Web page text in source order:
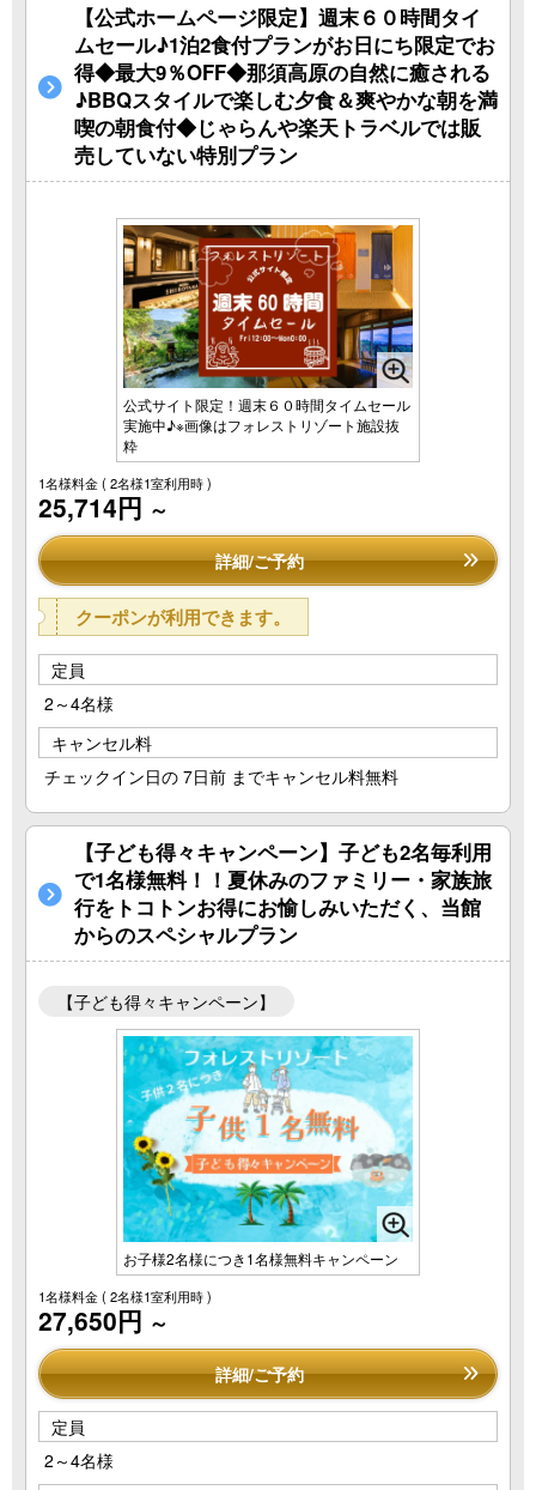
【公式ホームページ限定】週末６０時間タイ
ムセール♪1泊2食付プランがお日にち限定でお
得◆最大9％OFF◆那須高原の自然に癒される
♪BBQスタイルで楽しむ夕食＆爽やかな朝を満
喫の朝食付◆じゃらんや楽天トラベルでは販
売していない特別プラン
公式サイト限定！週末６０時間タイムセール
実施中♪※画像はフォレストリゾート施設抜
粋
1名様料金( 2名様1室利用時 )
25,714円 ～
詳細/ご予約
クーポンが利用できます。
定員
2～4名様
キャンセル料
チェックイン日の 7日前 までキャンセル料無料
【子ども得々キャンペーン】子ども2名毎利用
で1名様無料！！夏休みのファミリー・家族旅
行をトコトンお得にお愉しみいただく、当館
からのスペシャルプラン
【子ども得々キャンペーン】
お子様2名様につき1名様無料キャンペーン
1名様料金( 2名様1室利用時 )
27,650円 ～
詳細/ご予約
定員
2～4名様